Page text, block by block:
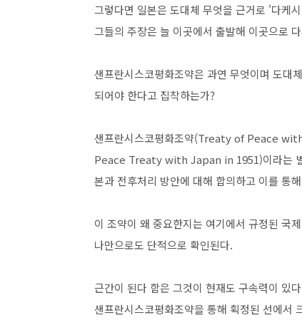
그렇다면 일본은 도대체 무엇을 근거로 '다케
그들의 주장은 늘 이곳에서 출발해 이곳으로
샌프란시스코평화조약은 과연 무엇이며 도대
되어야 한다고 집착하는가?
샌프란시스코평화조약(Treaty of Peace
Peace Treaty with Japan in 1951)이라는 별
본과 전후처리 방안에 대해 합의하고 이를 통
이 조약이 왜 중요한지는 여기에서 규정된 국
나만으로도 단적으로 확인된다.
근간이 된다 함은 그것이 현재도 구속력이 있
샌프란시스코평화조약을 통해 획정된 선에서